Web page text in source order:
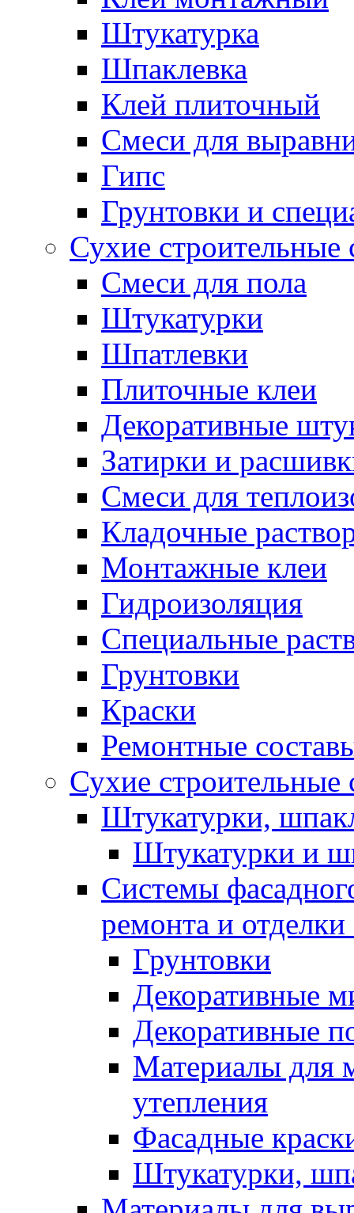
Штукатурка
Шпаклевка
Клей плиточный
Смеси для
Гипс
Грунтовки и
Сухие
Смеси для пола
Штукатурки
Шпатлевки
Плиточные клеи
Декоративные
Затирки и
Смеси для
Кладочные
Монтажные клеи
Гидроизоляция
Специальные
Грунтовки
Краски
Ремонтные
Сухие
Штукатурки,
Штукатурки и
Системы
ремонта и отделки
Грунтовки
Декоративные
Декоративные
Материалы для
утепления
Фасадные
Штукатурки,